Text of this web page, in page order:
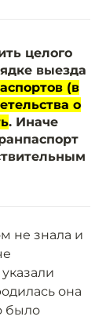
целого
выезда
(в
о
. Иначе
не знала и
она
было